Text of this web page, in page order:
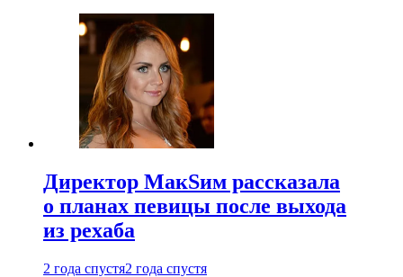
Директор МакSим рассказала
о планах певицы после выхода
из рехаба
2 года спустя2 года спустя